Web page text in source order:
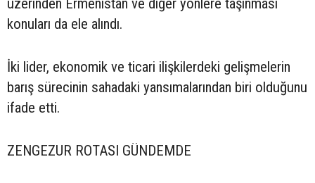
konuları da ele alındı.
İki lider, ekonomik ve ticari ilişkilerdeki gelişmelerin
barış sürecinin sahadaki yansımalarından biri olduğunu
ifade etti.
ZENGEZUR ROTASI GÜNDEMDE